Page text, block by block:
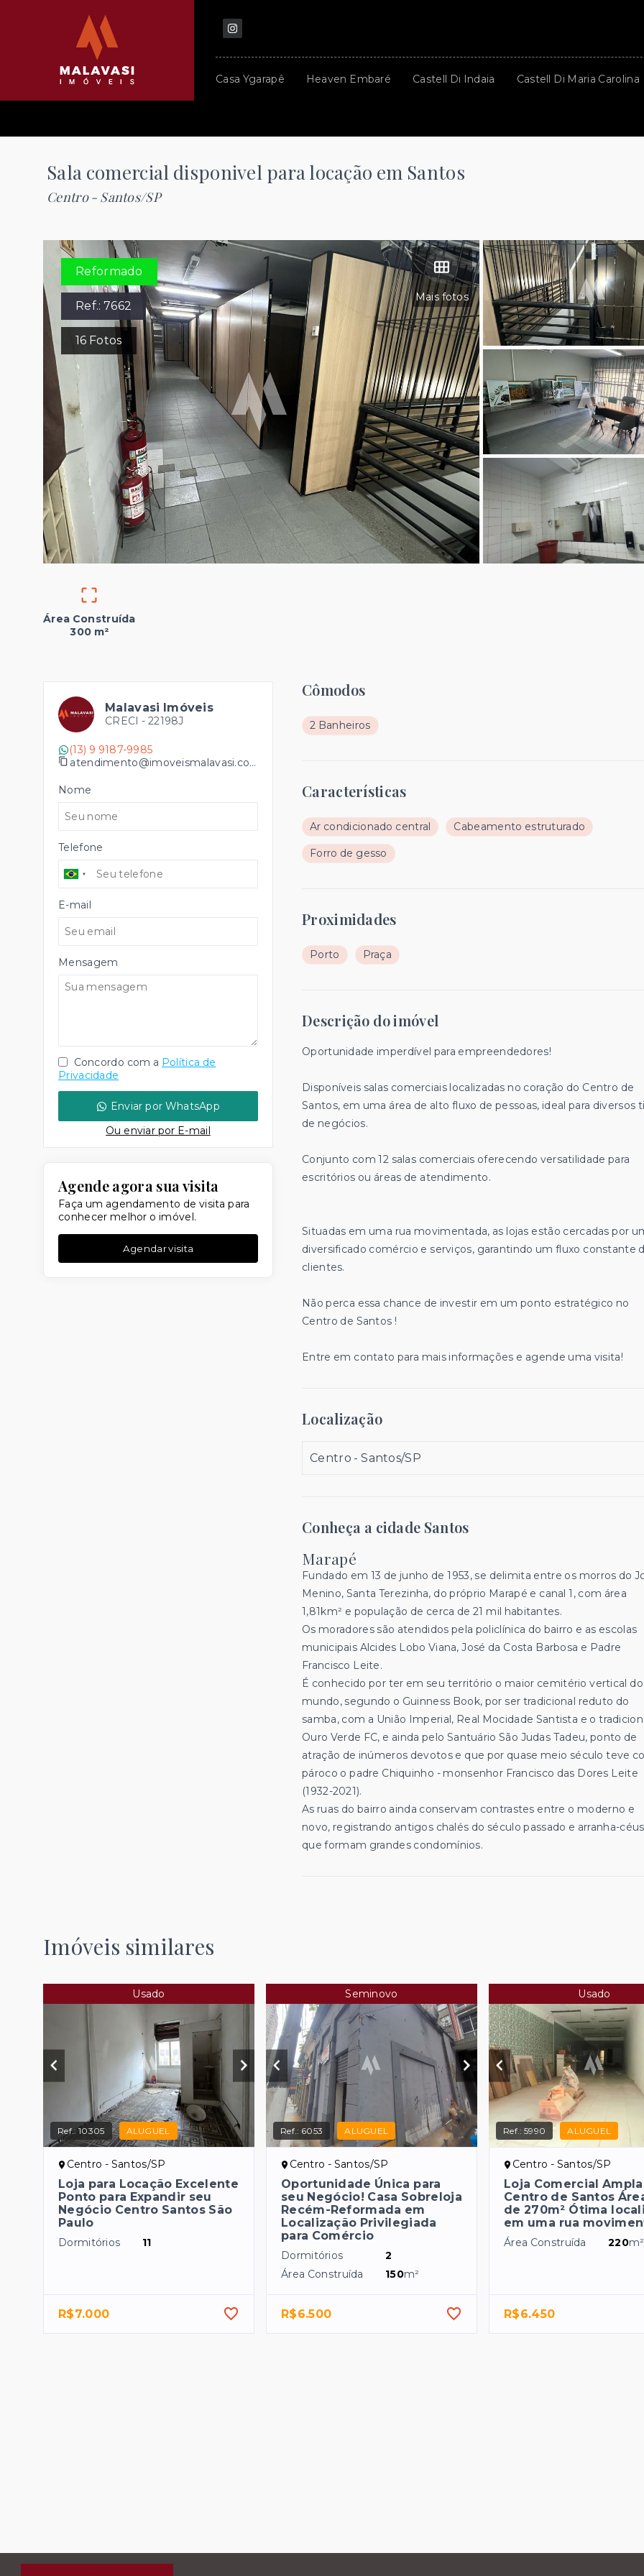
Casa Ygarapê Heaven Embaré Castell Di Indaia Castell Di Maria Carolina
Sala comercial disponivel para locação em Santos
Centro - Santos/SP
Mais fotos
Reformado
Ref.:7662
16 Fotos
Área Construída
300 m²
Malavasi Imóveis
CRECI - 22198J
(13) 9 9187-9985
atendimento@imoveismalavasi.com.br
Nome
Telefone
E-mail
Mensagem
Concordo com a Política de
Privacidade
Enviar por WhatsApp
Ou enviar por E-mail
Agende agora sua visita
Faça um agendamento de visita para
conhecer melhor o imóvel.
Agendar visita
Cômodos
2 Banheiros
Características
Ar condicionado central Cabeamento estruturado
Forro de gesso
Proximidades
Porto Praça
Descrição do imóvel
Oportunidade imperdível para empreendedores!
Disponíveis salas comerciais localizadas no coração do Centro de
Santos, em uma área de alto fluxo de pessoas, ideal para diversos
de negócios.
Conjunto com 12 salas comerciais oferecendo versatilidade para
escritórios ou áreas de atendimento.
Situadas em uma rua movimentada, as lojas estão cercadas por
diversificado comércio e serviços, garantindo um fluxo constante
clientes.
Não perca essa chance de investir em um ponto estratégico no
Centro de Santos !
Entre em contato para mais informações e agende uma visita!
Localização
Centro - Santos/SP
Conheça a cidade Santos
Marapé
Fundado em 13 de junho de 1953, se delimita entre os morros do
Menino, Santa Terezinha, do próprio Marapé e canal 1, com área
1,81km² e população de cerca de 21 mil habitantes.
Os moradores são atendidos pela policlínica do bairro e as escolas
municipais Alcides Lobo Viana, José da Costa Barbosa e Padre
Francisco Leite.
É conhecido por ter em seu território o maior cemitério vertical do
mundo, segundo o Guinness Book, por ser tradicional reduto do
samba, com a União Imperial, Real Mocidade Santista e o
Ouro Verde FC, e ainda pelo Santuário São Judas Tadeu, ponto de
atração de inúmeros devotos e que por quase meio século teve
pároco o padre Chiquinho - monsenhor Francisco das Dores Leite
(1932-2021).
As ruas do bairro ainda conservam contrastes entre o moderno e
novo, registrando antigos chalés do século passado e arranha-céus
que formam grandes condomínios.
Imóveis similares
Usado
Ref.:10305 ALUGUEL
Centro - Santos/SP
Loja para Locação Excelente
Ponto para Expandir seu
Negócio Centro Santos São
Paulo
Dormitórios 11
R$7.000
Seminovo
Ref.: 6053 ALUGUEL
Centro - Santos/SP
Oportunidade Única para
seu Negócio! Casa Sobreloja
Recém-Reformada em
Localização Privilegiada
para Comércio
Dormitórios
2
Área Construída
150m²
R$6.500
Usado
Ref.:5990 ALUGUEL
Centro - Santos/SP
Loja Comercial
Centro de Santos
de 270m² Ótima
em uma rua
Área Construída 220m²
R$6.450